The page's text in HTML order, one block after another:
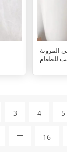
المرونة
للطعام
3 4 5
16